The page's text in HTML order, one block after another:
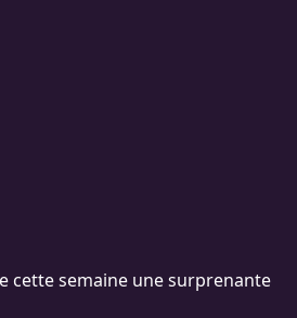
cette semaine une surprenante